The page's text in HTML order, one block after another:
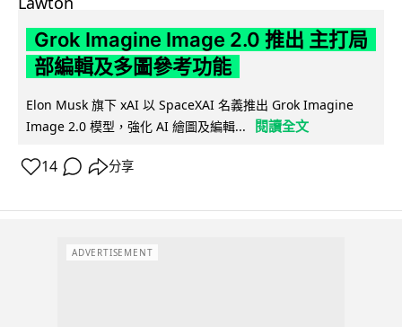
Grok Imagine Image 2.0 推出 主打局
部編輯及多圖參考功能
Elon Musk 旗下 xAI 以 SpaceXAI 名義推出 Grok Imagine
Image 2.0 模型，強化 AI 繪圖及編輯...
閱讀全文
14 分享
ADVERTISEMENT